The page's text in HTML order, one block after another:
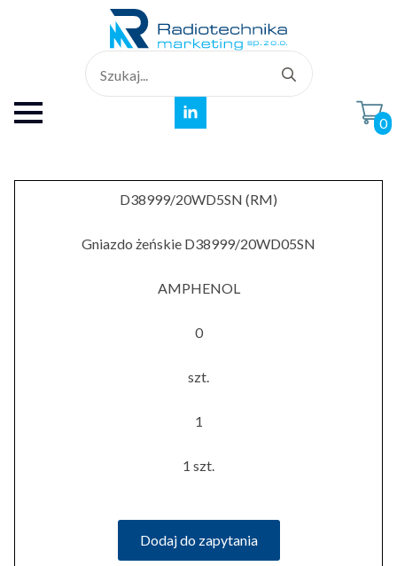
for:
0
D38999/20WD5SN (RM)
Gniazdo żeńskie D38999/20WD05SN
AMPHENOL
0
szt.
1
1 szt.
Dodaj do zapytania